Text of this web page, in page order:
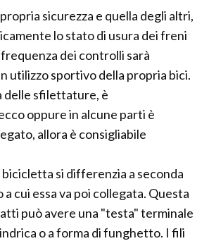
sicurezza e quella degli altri,
lo stato di usura dei freni
dei controlli sarà
utilizzo sportivo della propria bici.
delle sfilettature, è
oppure in alcune parti è
allora è consigliabile
si differenzia a seconda
cui essa va poi collegata. Questa
può avere una "testa" terminale
o a forma di funghetto. I fili